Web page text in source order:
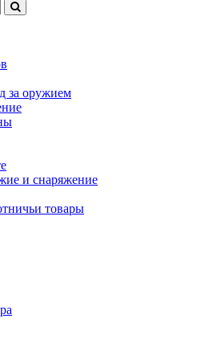
за оружием
и снаряжение
товары